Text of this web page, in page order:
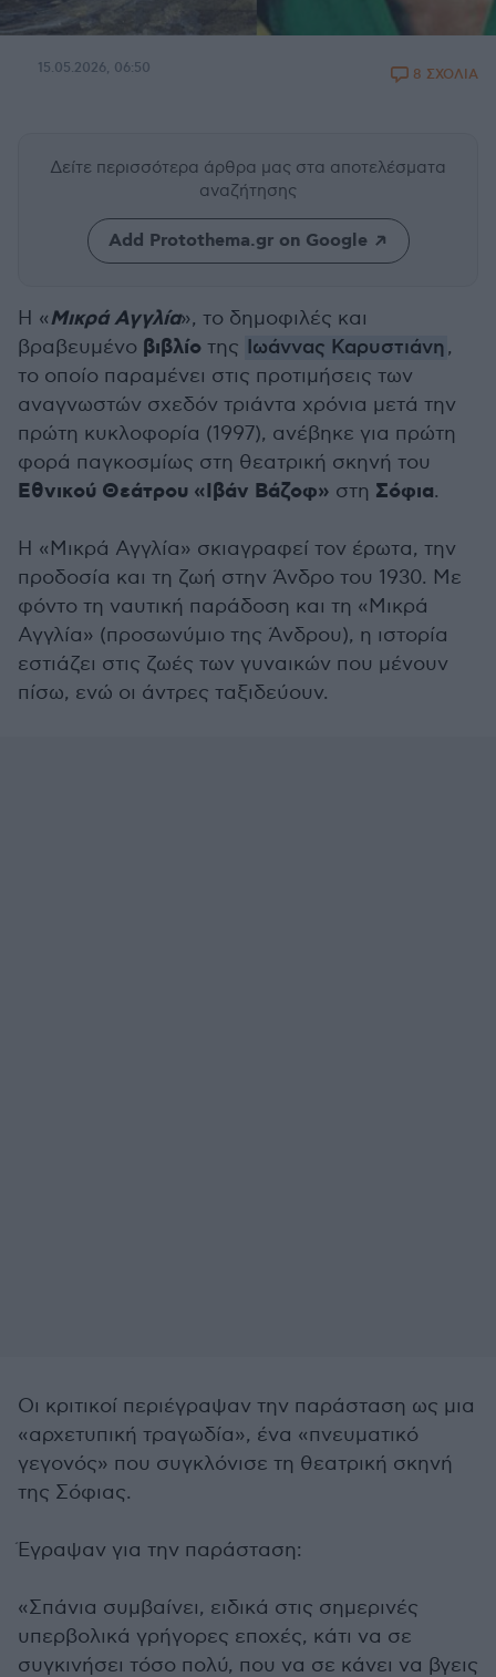
15.05.2026, 06:50 8 ΣΧΟΛΙΑ
Δείτε περισσότερα άρθρα μας στα αποτελέσματα
αναζήτησης
Add Protothema.gr on Google
Η «Μικρά Αγγλία», το δημοφιλές και
βραβευμένο βιβλίο της Ιωάννας Καρυστιάνη,
το οποίο παραμένει στις προτιμήσεις των
αναγνωστών σχεδόν τριάντα χρόνια μετά την
πρώτη κυκλοφορία (1997), ανέβηκε για πρώτη
φορά παγκοσμίως στη θεατρική σκηνή του
Εθνικού Θεάτρου «Ιβάν Βάζοφ» στη Σόφια.
Η «Μικρά Αγγλία» σκιαγραφεί τον έρωτα, την
προδοσία και τη ζωή στην Άνδρο του 1930. Με
φόντο τη ναυτική παράδοση και τη «Μικρά
Αγγλία» (προσωνύμιο της Άνδρου), η ιστορία
εστιάζει στις ζωές των γυναικών που μένουν
πίσω, ενώ οι άντρες ταξιδεύουν.
Οι κριτικοί περιέγραψαν την παράσταση ως μια
«αρχετυπική τραγωδία», ένα «πνευματικό
γεγονός» που συγκλόνισε τη θεατρική σκηνή
της Σόφιας.
Έγραψαν για την παράσταση:
«Σπάνια συμβαίνει, ειδικά στις σημερινές
υπερβολικά γρήγορες εποχές, κάτι να σε
συγκινήσει τόσο πολύ, που να σε κάνει να βγεις